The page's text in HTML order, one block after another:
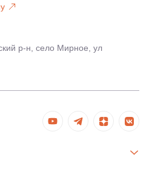
р-н, село Мирное, ул